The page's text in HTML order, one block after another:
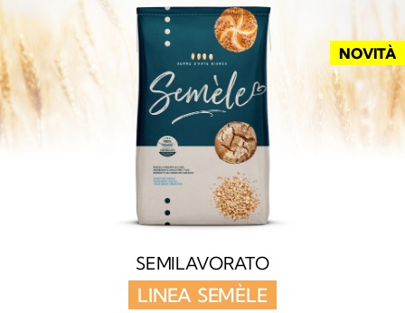
NOVITÀ
SEMILAVORATO
LINEA SEMÈLE